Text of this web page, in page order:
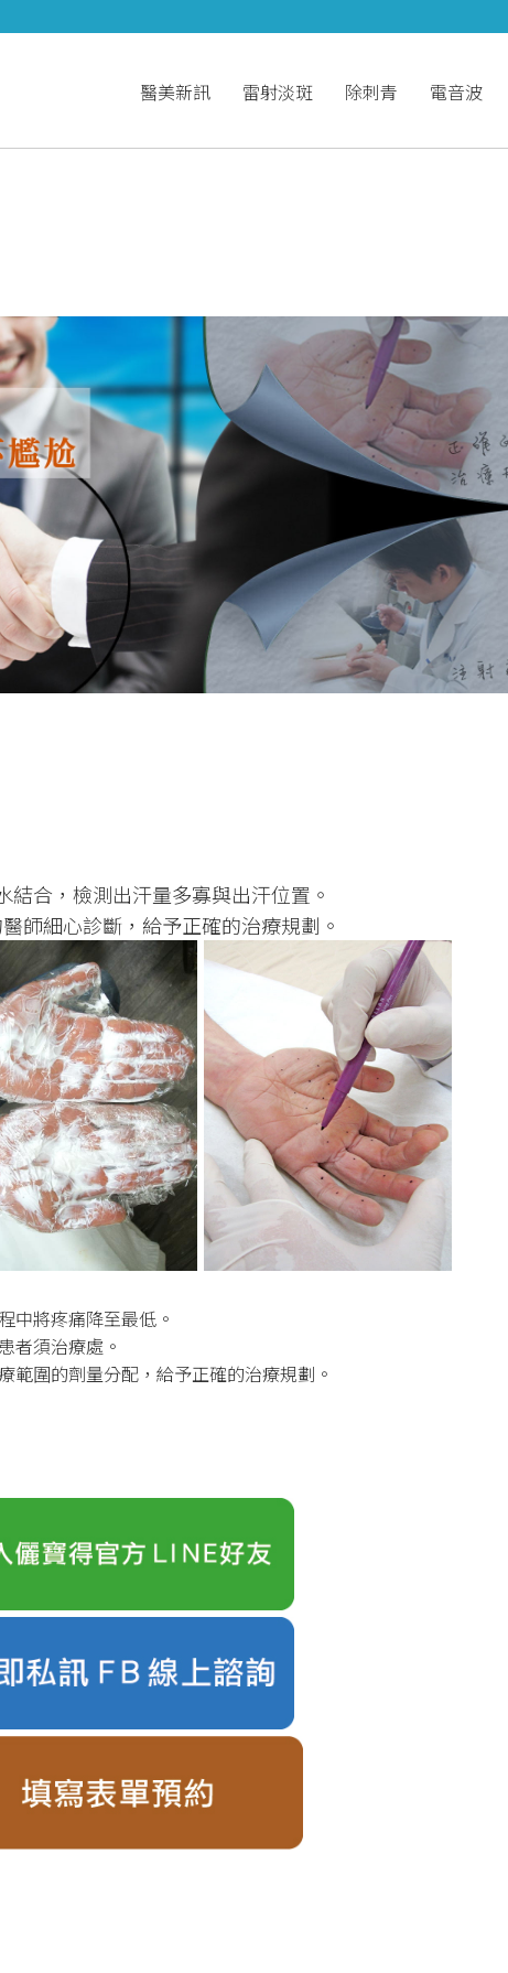
醫美新訊 雷射淡斑 除刺青 電音波
結合，檢測出汗量多寡與出汗位置。
師細心診斷，給予正確的治療規劃。
中將疼痛降至最低。
者須治療處。
範圍的劑量分配，給予正確的治療規劃。